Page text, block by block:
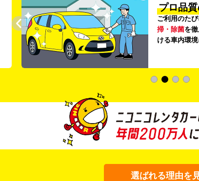
プロ品
ご利用のた
掃・除菌を
ける車内環
選ばれる理由を